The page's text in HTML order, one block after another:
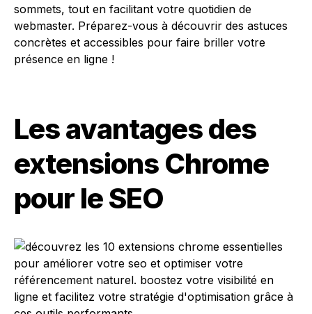
sommets, tout en facilitant votre quotidien de
webmaster. Préparez-vous à découvrir des astuces
concrètes et accessibles pour faire briller votre
présence en ligne !
Les avantages des
extensions Chrome
pour le SEO